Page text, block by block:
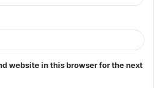
website in this browser for the next